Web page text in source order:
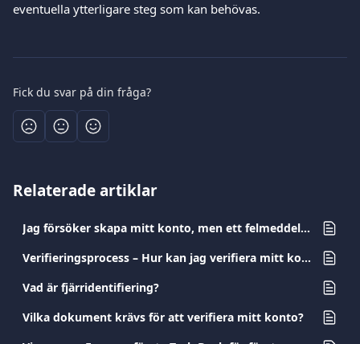
eventuella ytterligare steg som kan behövas.
Fick du svar på din fråga?
Relaterade artiklar
Jag försöker skapa mitt konto, men ett felmeddelande visas
Verifieringsprocess – Hur kan jag verifiera mitt konto?
Vad är fjärridentifiering?
Vilka dokument krävs för att verifiera mitt konto?